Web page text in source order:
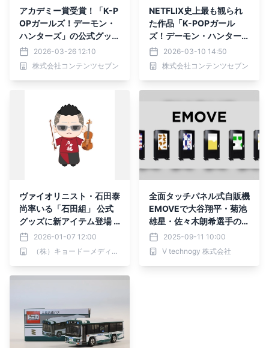
アカデミー賞受賞！「K-P
OPガールズ！デーモン・
ハンターズ」の公式グッズ
が楽天市場でも販売スター
ト！
2026-03-26 12:10
株式会社コンテンツセブン
NETFLIX史上最も観られ
た作品「K-POPガール
ズ！デーモン・ハンター
ズ」の公式グッズがYEPT
OWNにて販売開始！
2026-03-10 14:50
株式会社コンテンツセブン
ヴァイオリニスト・石田泰
尚率いる「石田組」 公式
グッズに新アイテム登場 2
026年1月9日（金）より
販売開始
2026-01-07 12:00
（株）キョードーメディアス
全面タッチパネル式自販機
EMOVEで大谷翔平・菊池
雄星・佐々木朗希選手の公
式グッズを きたぎんボー
ルパークで販売開始！
2025-09-11 10:00
V technogy 株式会社